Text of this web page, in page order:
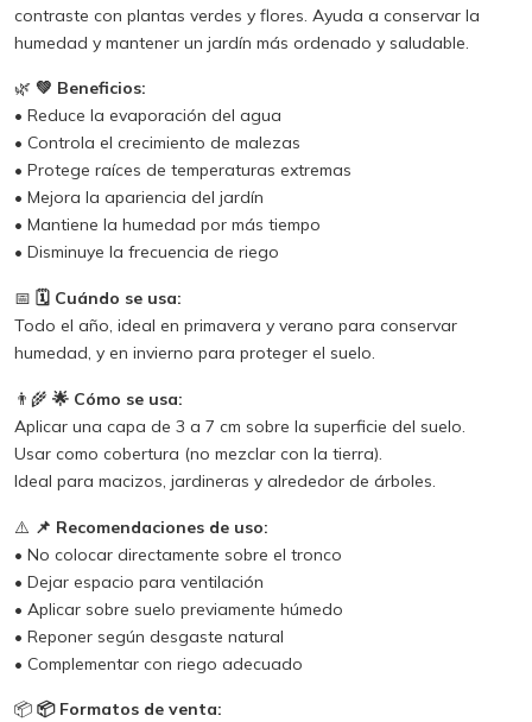
contraste con plantas verdes y flores. Ayuda a conservar la
humedad y mantener un jardín más ordenado y saludable.
🌿 💚 Beneficios:
• Reduce la evaporación del agua
• Controla el crecimiento de malezas
• Protege raíces de temperaturas extremas
• Mejora la apariencia del jardín
• Mantiene la humedad por más tiempo
• Disminuye la frecuencia de riego
📅 🗓️ Cuándo se usa:
Todo el año, ideal en primavera y verano para conservar
humedad, y en invierno para proteger el suelo.
👨‍🌾 🌟 Cómo se usa:
Aplicar una capa de 3 a 7 cm sobre la superficie del suelo.
Usar como cobertura (no mezclar con la tierra).
Ideal para macizos, jardineras y alrededor de árboles.
⚠️ 📌 Recomendaciones de uso:
• No colocar directamente sobre el tronco
• Dejar espacio para ventilación
• Aplicar sobre suelo previamente húmedo
• Reponer según desgaste natural
• Complementar con riego adecuado
📦 📦 Formatos de venta: